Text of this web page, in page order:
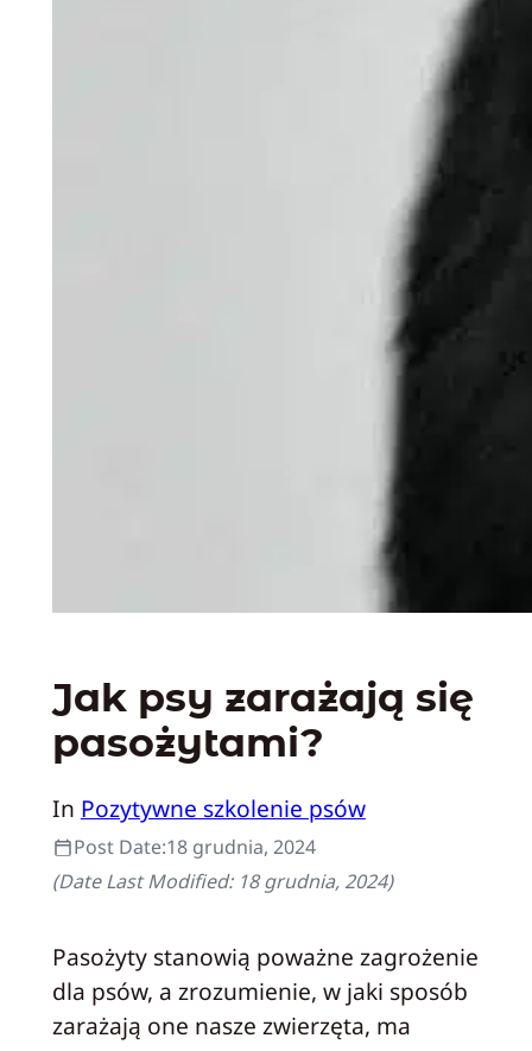
Jak psy zarażają się
pasożytami?
In Pozytywne szkolenie psów
Post Date:18 grudnia, 2024
(Date Last Modified: 18 grudnia, 2024)
Pasożyty stanowią poważne zagrożenie
dla psów, a zrozumienie, w jaki sposób
zarażają one nasze zwierzęta, ma